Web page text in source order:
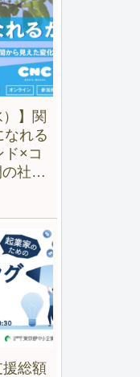
）】関
なれる
ド×コ
社会
援総額